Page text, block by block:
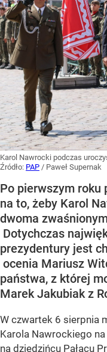
Karol Nawrocki podczas
Źródło: PAP / Paweł Supernak
Po pierwszym roku
na to, żeby Karol
dwoma
Dotychczas
prezydentury jest
ocenia Mariusz
państwa, z której
Marek Jakubiak z
W czwartek 6 sierpnia
Karola Nawrockiego
na dziedzińcu Pałacu